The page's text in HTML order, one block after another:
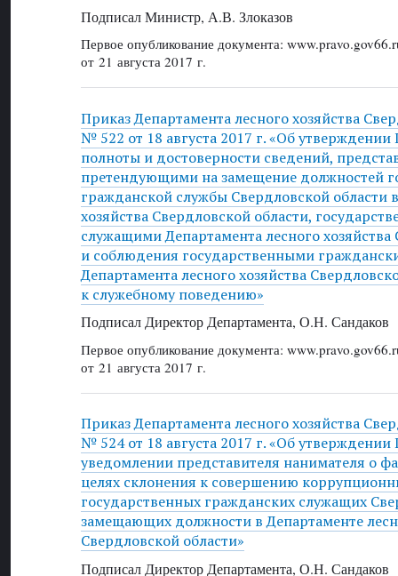
Подписал Министр, А.В. Злоказов
Первое опубликование документа:
от 21 августа 2017 г.
Приказ Департамента лесного хозяйства
№ 522 от 18 августа 2017 г. «Об
полноты и достоверности сведений,
претендующими на замещение должностей
гражданской службы Свердловской области
хозяйства Свердловской области,
служащими Департамента лесного хозяйства
и соблюдения государственными
Департамента лесного хозяйства
к служебному поведению»
Подписал Директор Департамента, О.Н. Сандаков
Первое опубликование документа:
от 21 августа 2017 г.
Приказ Департамента лесного хозяйства
№ 524 от 18 августа 2017 г. «Об
уведомлении представителя нанимателя о
целях склонения к совершению
государственных гражданских служащих
замещающих должности в Департаменте
Свердловской области»
Подписал Директор Департамента, О.Н. Сандаков